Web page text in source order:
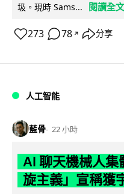
圾。現時 Sams...
閱讀全文
273 78 ↗ 分享
人工智能
藍骨 22 小時
AI 聊天機械人
旋主義」宣稱獲